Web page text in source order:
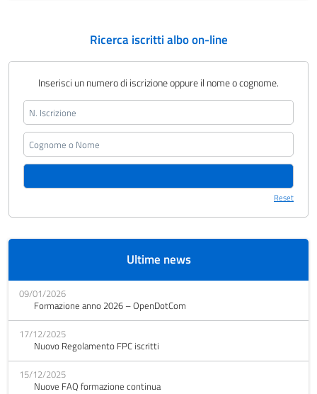
Ricerca iscritti albo on-line
Inserisci un numero di iscrizione oppure il nome o cognome.
Reset
Ultime news
09/01/2026
Formazione anno 2026 – OpenDotCom
17/12/2025
Nuovo Regolamento FPC iscritti
15/12/2025
Nuove FAQ formazione continua